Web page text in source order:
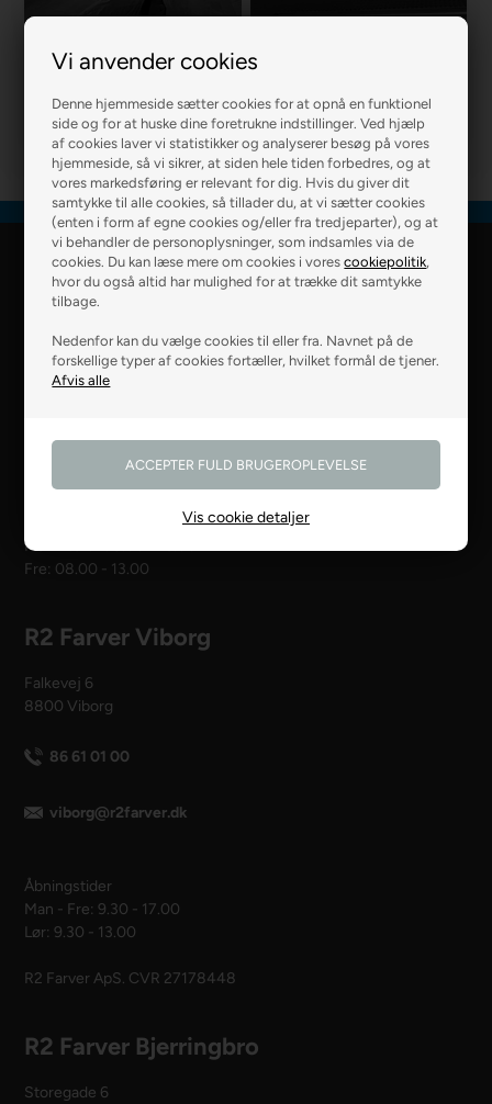
Vi anvender cookies
Denne hjemmeside sætter cookies for at opnå en funktionel
side og for at huske dine foretrukne indstillinger. Ved hjælp
af cookies laver vi statistikker og analyserer besøg på vores
hjemmeside, så vi sikrer, at siden hele tiden forbedres, og at
vores markedsføring er relevant for dig. Hvis du giver dit
samtykke til alle cookies, så tillader du, at vi sætter cookies
(enten i form af egne cookies og/eller fra tredjeparter), og at
vi behandler de personoplysninger, som indsamles via de
cookies. Du kan læse mere om cookies i vorescookiepolitik,
hvor du også altid har mulighed for at trække dit samtykke
tilbage.
Nedenfor kan du vælge cookies til eller fra. Navnet på de
forskellige typer af cookies fortæller, hvilket formål de tjener.
Vis cookie detaljer
R2 MURER
R2 Farver Webshop
8800 Viborg
28 99 50 14
webshop@r2.dk
Man - tors: 08.00 - 16.00
Fre: 08.00 - 13.00
R2 Farver Viborg
Falkevej 6
8800 Viborg
86 61 01 00
viborg@r2farver.dk
Åbningstider
Man - Fre: 9.30 - 17.00
Lør: 9.30 - 13.00
R2 Farver ApS. CVR 27178448
R2 Farver Bjerringbro
Storegade 6